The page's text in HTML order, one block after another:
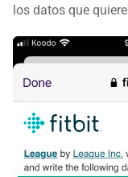
los datos que